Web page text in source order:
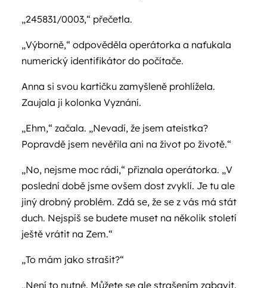
„245831/0003,“ přečetla.
„Výborně,“ odpověděla operátorka a naťukala
numerický identifikátor do počítače.
Anna si svou kartičku zamyšleně prohlížela.
Zaujala ji kolonka Vyznání.
„Ehm,“ začala. „Nevadí, že jsem ateistka?
Popravdě jsem nevěřila ani na život po životě.“
„No, nejsme moc rádi,“ přiznala operátorka. „V
poslední době jsme ovšem dost zvyklí. Je tu ale
jiný drobný problém. Zdá se, že se z vás má stát
duch. Nejspíš se budete muset na několik století
ještě vrátit na Zem.“
„To mám jako strašit?“
„Není to nutné. Můžete se ale strašením zabavit.